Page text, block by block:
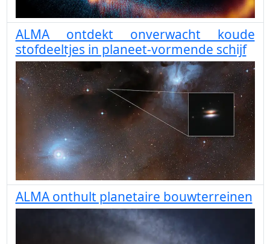
ALMA ontdekt onverwacht koude
stofdeeltjes in planeet-vormende schijf
ALMA onthult planetaire bouwterreinen